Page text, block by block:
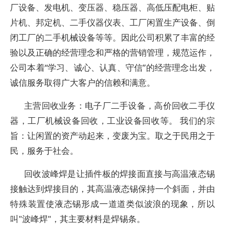
厂设备、发电机、变压器、稳压器、高低压配电柜、贴
片机、邦定机、二手仪器仪表、工厂闲置生产设备、倒
闭工厂的二手机械设备等等。因此公司积累了丰富的经
验以及正确的经营理念和严格的营销管理，规范运作，
公司本着“学习、诚心、认真、守信”的经营理念出发，
诚信服务取得广大客户的信赖和满意。
主营回收业务：电子厂二手设备，高价回收二手仪
器，工厂机械设备回收，工业设备回收等。 我们的宗
旨：让闲置的资产动起来，变废为宝。取之于民用之于
民，服务于社会。
回收波峰焊是让插件板的焊接面直接与高温液态锡
接触达到焊接目的，其高温液态锡保持一个斜面，并由
特殊装置使液态锡形成一道道类似波浪的现象，所以
叫"波峰焊"，其主要材料是焊锡条。